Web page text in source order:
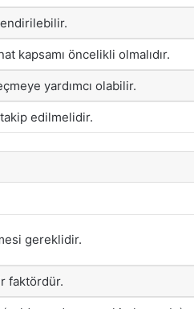
kapsamı öncelikli olmalıdır.
yardımcı olabilir.
edilmelidir.
gereklidir.
faktördür.